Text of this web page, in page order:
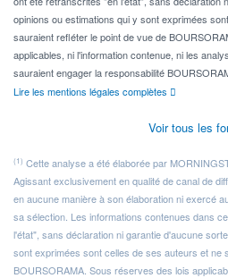
opinions ou estimations qui y sont exprimées
sauraient refléter le point de vue de
applicables, ni l'information contenue, ni les
sauraient engager la responsabilité
Lire les mentions légales complètes
Voir tous les
(1) Cette analyse a été élaborée par
Agissant exclusivement en qualité de canal de
en aucune manière à son élaboration ni exercé
sa sélection. Les informations contenues dans
l'état", sans déclaration ni garantie d'aucune
sont exprimées sont celles de ses auteurs et ne
BOURSORAMA. Sous réserves des lois